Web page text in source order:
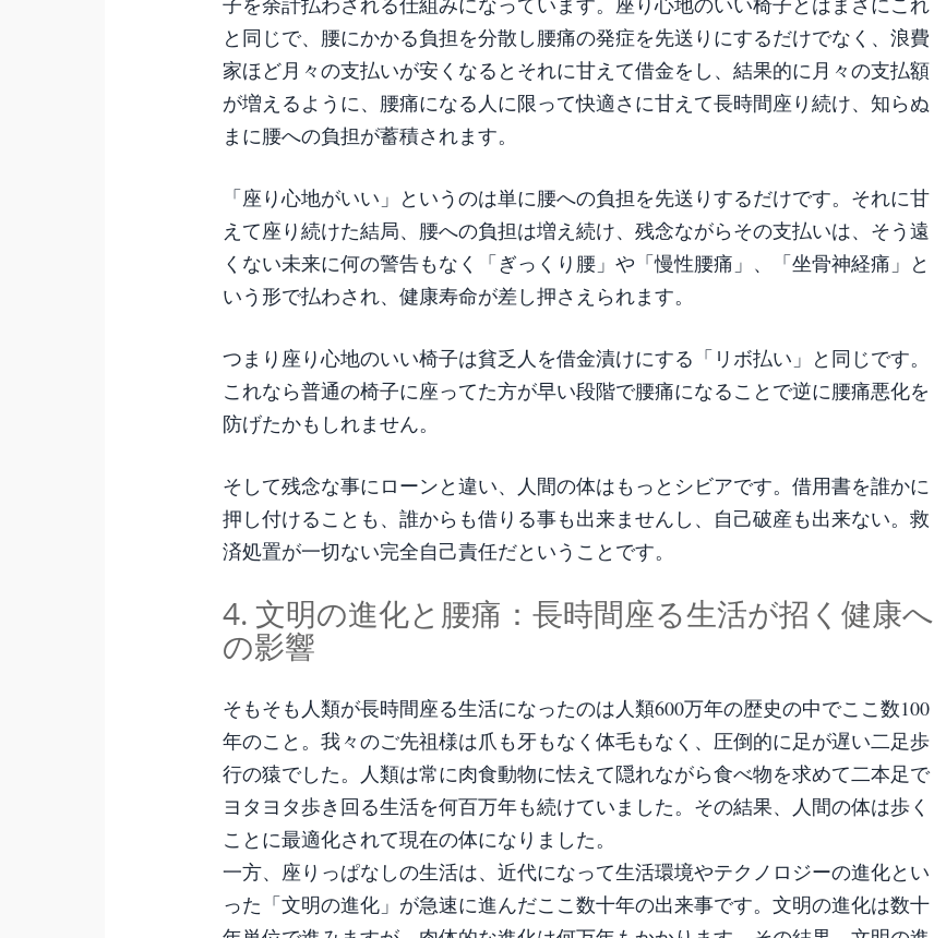
と同じで、腰にかかる負担を分散し腰痛の発症を先送りにするだけでなく、浪費
家ほど月々の支払いが安くなるとそれに甘えて借金をし、結果的に月々の支払額
が増えるように、腰痛になる人に限って快適さに甘えて長時間座り続け、知らぬ
まに腰への負担が蓄積されます。
「座り心地がいい」というのは単に腰への負担を先送りするだけです。それに甘
えて座り続けた結局、腰への負担は増え続け、残念ながらその支払いは、そう遠
くない未来に何の警告もなく「ぎっくり腰」や「慢性腰痛」、「坐骨神経痛」と
いう形で払わされ、健康寿命が差し押さえられます。
つまり座り心地のいい椅子は貧乏人を借金漬けにする「リボ払い」と同じです。
これなら普通の椅子に座ってた方が早い段階で腰痛になることで逆に腰痛悪化を
防げたかもしれません。
そして残念な事にローンと違い、人間の体はもっとシビアです。借用書を誰かに
押し付けることも、誰からも借りる事も出来ませんし、自己破産も出来ない。救
済処置が一切ない完全自己責任だということです。
4. 文明の進化と腰痛：長時間座る生活が招く健康へ
の影響
そもそも人類が長時間座る生活になったのは人類600万年の歴史の中でここ数100
年のこと。我々のご先祖様は爪も牙もなく体毛もなく、圧倒的に足が遅い二足歩
行の猿でした。人類は常に肉食動物に怯えて隠れながら食べ物を求めて二本足で
ヨタヨタ歩き回る生活を何百万年も続けていました。その結果、人間の体は歩く
ことに最適化されて現在の体になりました。
一方、座りっぱなしの生活は、近代になって生活環境やテクノロジーの進化とい
った「文明の進化」が急速に進んだここ数十年の出来事です。文明の進化は数十